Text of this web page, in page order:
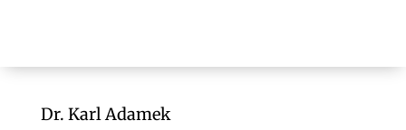
Dr. Karl Adamek